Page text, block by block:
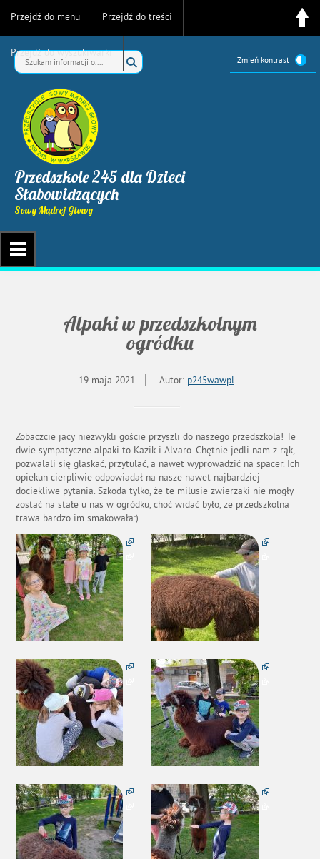
Przejdź do menu Przejdź do treści
Przejdź do wyszukiwarki
Zmień kontrast
Przedszkole 245 dla Dzieci
Słabowidzących
Sowy Mądrej Głowy
Alpaki w przedszkolnym
ogródku
19 maja 2021 Autor: p245wawpl
Zobaczcie jacy niezwykli goście przyszli do naszego przedszkola! Te
dwie sympatyczne alpaki to Kazik i Alvaro. Chętnie jedli nam z rąk,
pozwalali się głaskać, przytulać, a nawet wyprowadzić na spacer. Ich
opiekun cierpliwie odpowiadał na nasze nawet najbardziej
dociekliwe pytania. Szkoda tylko, że te milusie zwierzaki nie mogły
zostać na stałe u nas w ogródku, choć widać było, że przedszkolna
trawa bardzo im smakowała:)